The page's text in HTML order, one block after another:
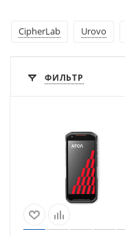
CipherLab Urovo
ФИЛЬТР